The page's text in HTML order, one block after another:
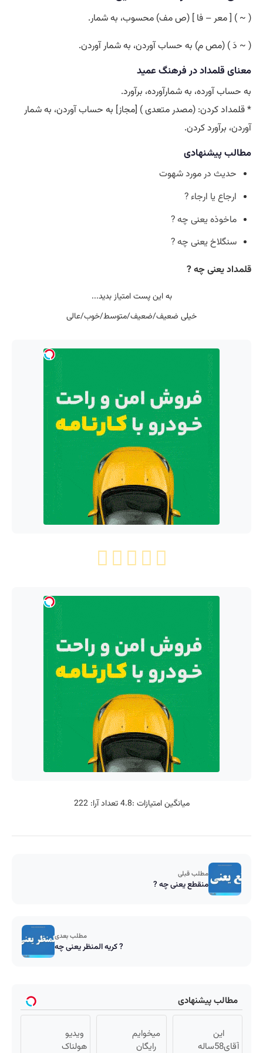
( ~ ) [ معر – فا ] (ص مف) محسوب، به شمار.
( ~ دَ ) (مص م) به حساب آوردن، به شمار آوردن.
معنای قلمداد در فرهنگ عمید
به حساب آورده، به شمارآورده، برآورد.
* قلمداد کردن: (مصدر متعدی ) [مجاز] به حساب آوردن، به شمار
آوردن، برآورد کردن.
مطالب پیشنهادی
حدیث در مورد شهوت
ارجاع یا ارجاء ?
ماخوذه یعنی چه ?
سنگلاخ یعنی چه ?
قلمداد یعنی چه ?
به این پست امتیاز بدید...
خیلی ضعیف/ضعیف/متوسط/خوب/عالی
میانگین امتیازات :4.8تعداد آرا:222
مطلب قبلی
منقطع یعنی چه ?
مطلب بعدی
کریه المنظر یعنی چه ?
مطالب پیشنهادی
این
آقای58ساله
میخوایم
رایگان
ویدیو
هولناک